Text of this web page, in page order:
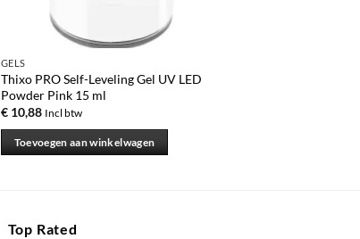
GELS
Thixo PRO Self-Leveling Gel UV LED
Powder Pink 15 ml
€10,88 Incl btw
Toevoegen aan winkelwagen
Top Rated